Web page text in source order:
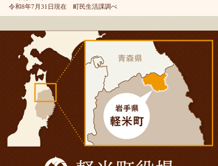
令和8年7月31日現在 町民生活課調べ